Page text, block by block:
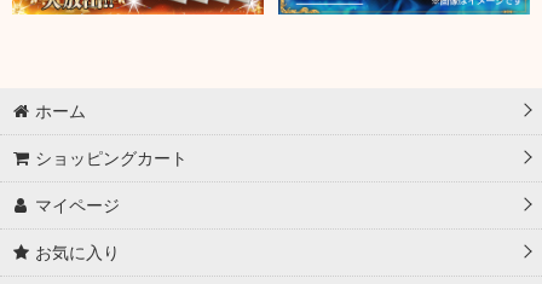
ホーム
ショッピングカート
マイページ
お気に入り